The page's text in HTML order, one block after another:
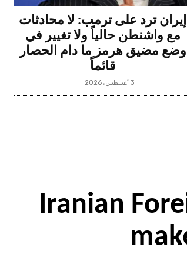
إيران ترد على ترمب: لا محادثات
مع واشنطن حالياً ولا تغيير في
وضع مضيق هرمز ما دام الحصار
قائماً
3 أغسطس، 2026